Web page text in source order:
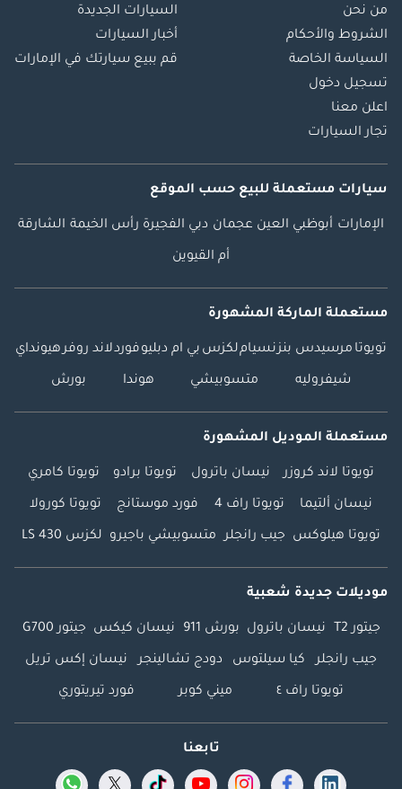
من نحن
الشروط والأحكام
السياسة الخاصة
تسجيل دخول
اعلن معنا
تجار السيارات
السيارات الجديدة
أخبار السيارات
قم ببيع سيارتك في الإمارات
سيارات مستعملة للبيع حسب الموقع
الإمارات أبوظبي العين عجمان دبي الفجيرة رأس الخيمة الشارقة
أم القيوين
مستعملة الماركة المشهورة
تويوتا مرسيدس بنزنسياملكزس بي ام دبليوفوردلاند روفرهيونداي
شيفروليه متسوبيشي هوندا بورش
مستعملة الموديل المشهورة
تويوتا لاند كروزر نيسان باترول تويوتا برادو تويوتا كامري
نيسان ألتيما تويوتا راف 4 فورد موستانج تويوتا كورولا
تويوتا هيلوكس جيب رانجلر متسوبيشي باجيرو لكزس LS 430
موديلات جديدة شعبية
جيتور T2 نيسان باترول بورش 911 نيسان كيكس جيتور G700
جيب رانجلر كيا سيلتوس دودج تشالينجر نيسان إكس تريل
تويوتا راف ٤ ميني كوبر فورد تيريتوري
تابعنا